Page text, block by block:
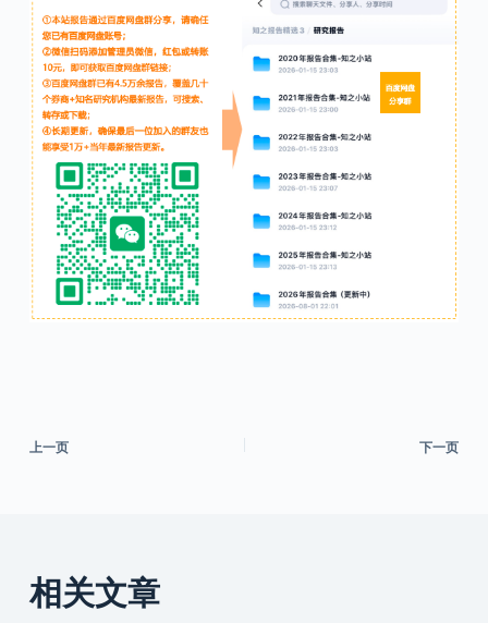
上一页 下一页
相关文章